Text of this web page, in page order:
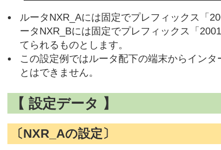
ルータNXR_Aには固定でプレフィックス「
ータNXR_Bには固定でプレフィックス「
てられるものとします。
この設定例ではルータ配下の端末からイン
とはできません。
【 設定データ 】
〔NXR_Aの設定〕